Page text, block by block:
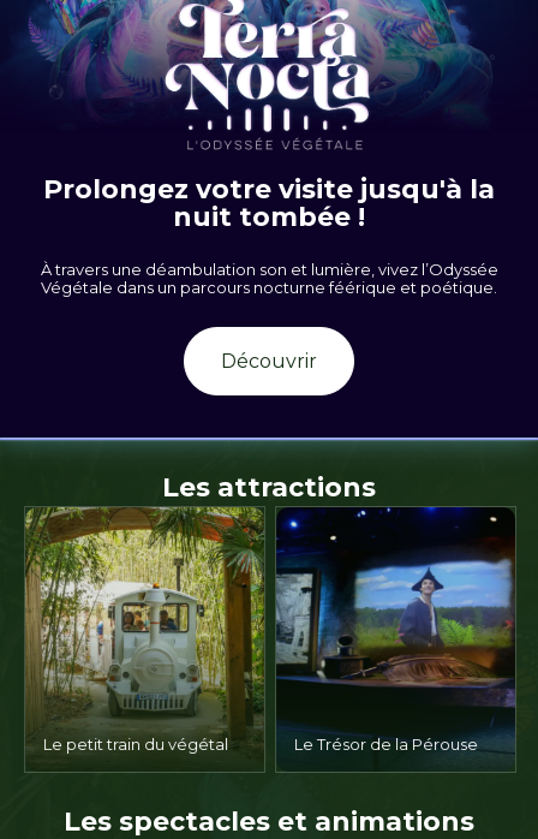
Prolongez votre visite jusqu'à la
nuit tombée !
À travers une déambulation son et lumière, vivez l’Odyssée
Végétale dans un parcours nocturne féérique et poétique.
Découvrir
Les attractions
Le petit train du végétal Le Trésor de la Pérouse
Les spectacles et animations